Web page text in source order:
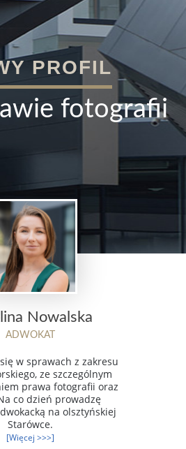
PROFIL
fotografii
Nowalska
ADWOKAT
w sprawach z zakresu
ze szczególnym
prawa fotografii oraz
co dzień prowadzę
na olsztyńskiej
Starówce.
[Więcej >>>]